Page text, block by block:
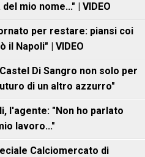
mio nome..." | VIDEO
per restare: piansi coi
il Napoli" | VIDEO
Di Sangro non solo per
di un altro azzurro"
l'agente: "Non ho parlato
lavoro..."
Calciomercato di